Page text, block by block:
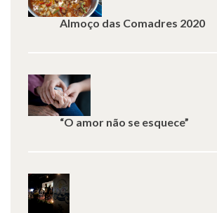
Almoço das Comadres 2020
“O amor não se esquece”